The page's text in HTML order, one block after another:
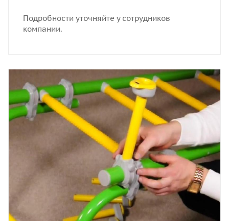
Подробности уточняйте у сотрудников
компании.